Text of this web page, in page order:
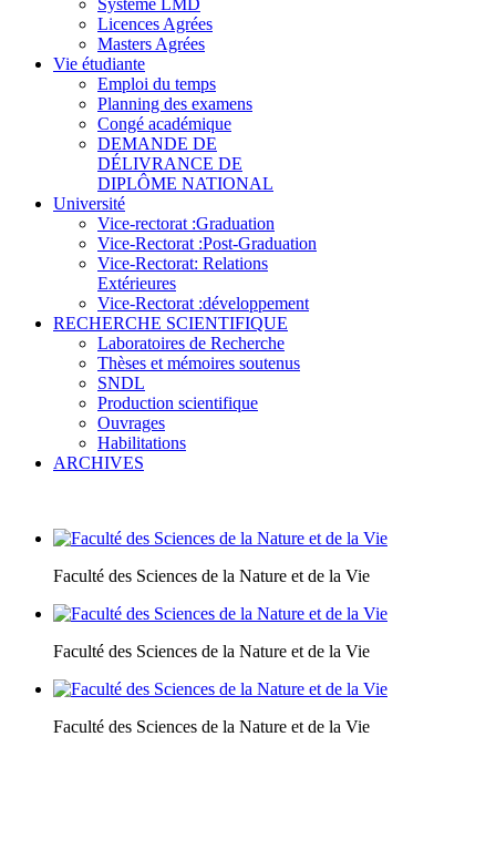
Système LMD
Licences Agrées
Masters Agrées
Vie étudiante
Emploi du temps
Planning des examens
Congé académique
DEMANDE DE
DÉLIVRANCE DE
DIPLÔME NATIONAL
Université
Vice-rectorat :Graduation
Vice-Rectorat :Post-Graduation
Vice-Rectorat: Relations
Extérieures
Vice-Rectorat :développement
RECHERCHE SCIENTIFIQUE
Laboratoires de Recherche
Thèses et mémoires soutenus
SNDL
Production scientifique
Ouvrages
Habilitations
ARCHIVES
Faculté des Sciences de la Nature et de la Vie
Faculté des Sciences de la Nature et de la Vie
Faculté des Sciences de la Nature et de la Vie